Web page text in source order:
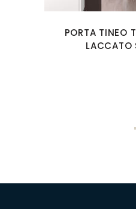
PORTA TINEO
LACCATO